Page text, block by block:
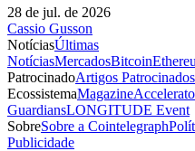
28 de jul. de 2026
Cassio Gusson
NotíciasÚltimas
NotíciasMercadosBitcoin
PatrocinadoArtigos Patrocinados
EcossistemaMagazine
GuardiansLONGITUDE Event
SobreSobre a Cointelegraph
Publicidade